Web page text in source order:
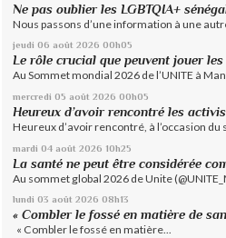
Ne pas oublier les LGBTQIA+
Nous passons d’une information à une
jeudi 06 août 2026 00h05
Le rôle crucial que peuvent jouer les
Au Sommet mondial 2026 de l’UNITE à
mercredi 05 août 2026 00h05
Heureux d’avoir rencontré les
Heureux d’avoir rencontré, à l’occasion du
mardi 04 août 2026 10h25
La santé ne peut être considérée
Au sommet global 2026 de Unite
lundi 03 août 2026 08h13
« Combler le fossé en matière de
« Combler le fossé en matière...